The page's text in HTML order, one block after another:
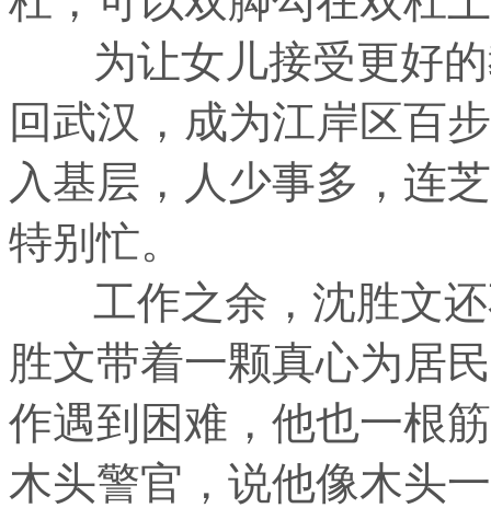
为让女儿接受更好的
回武汉，成为江岸区百
入基层，人少事多，连
特别忙。
工作之余，沈胜文还
胜文带着一颗真心为居
作遇到困难，他也一根
木头警官，说他像木头